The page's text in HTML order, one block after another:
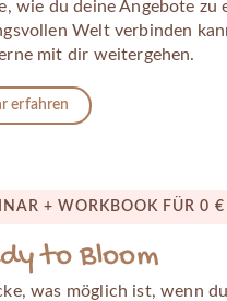
wie du deine Angebote zu
Welt verbinden
mit dir weitergehen.
erfahren
+ WORKBOOK FÜR 0 €
to Bloom
was möglich ist, wenn